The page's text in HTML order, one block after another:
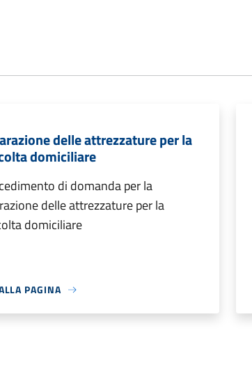
delle attrezzature per la
domiciliare
di domanda per la
delle attrezzature per la
domiciliare
PAGINA